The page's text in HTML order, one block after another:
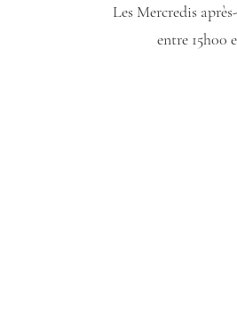
Les Mercredis
entre 15h00